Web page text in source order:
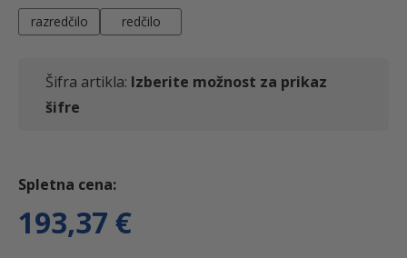
razredčilo redčilo
Šifra artikla: Izberite možnost za prikaz
šifre
193,37 €